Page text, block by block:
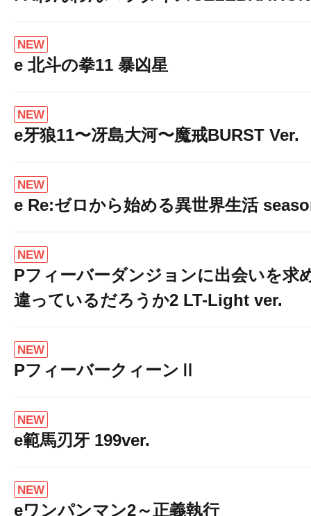
NEW
e 北斗の拳11 暴凶星
NEW
e牙狼11〜冴島大河〜魔戒BURST Ver.
NEW
e Re:ゼロから始める異世界生活
NEW
Pフィーバーダンジョンに出会いを求
違っているだろうか2 LT-Light ver.
NEW
PフィーバークィーンⅡ
NEW
e範馬刃牙 199ver.
NEW
eワンパンマン2～正義執行